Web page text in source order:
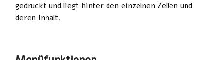
gedruckt und liegt hinter den einzelnen Zellen und
deren Inhalt.